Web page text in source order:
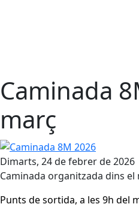
Caminada
març
Caminada 8M 2026
Dimarts, 24 de febrer de 2026
Caminada organitzada dins
Punts de sortida, a les 9h del